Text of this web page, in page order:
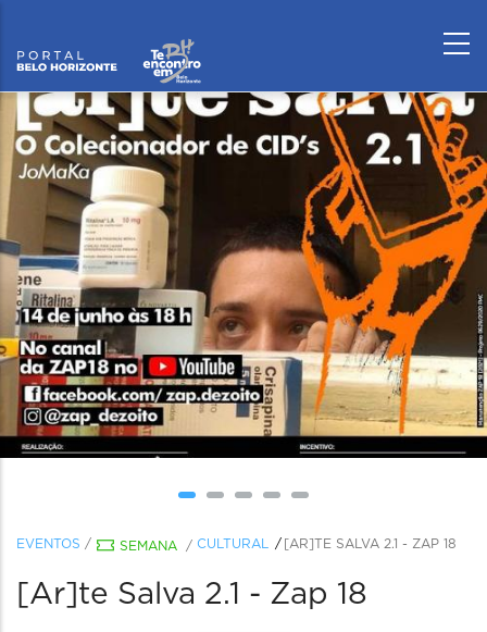
EVENTOS / SEMANA / CULTURAL [AR]TE SALVA 2.1 - ZAP 18
[Ar]te Salva 2.1 - Zap 18